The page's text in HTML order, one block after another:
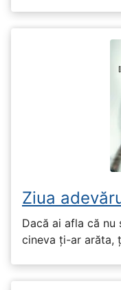
Ziua
Dacă ai afla că nu
cineva ți-ar arăta,